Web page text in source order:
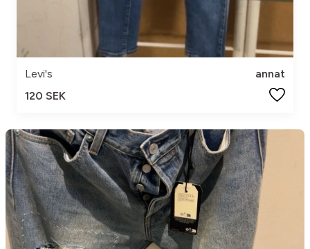
Levi's
annat
120 SEK